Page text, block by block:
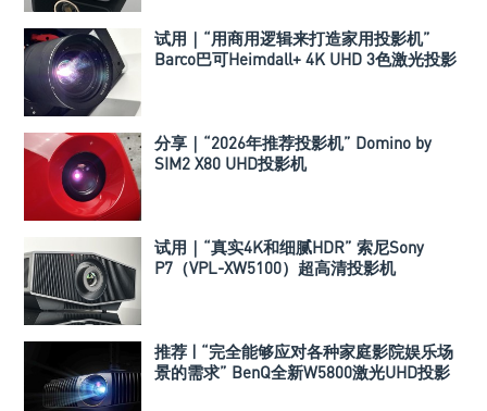
试用｜“用商用逻辑来打造家用投影机”
Barco巴可Heimdall+ 4K UHD 3色激光投影
分享｜“2026年推荐投影机” Domino by
SIM2 X80 UHD投影机
试用｜“真实4K和细腻HDR” 索尼Sony
P7（VPL-XW5100）超高清投影机
推荐 | “完全能够应对各种家庭影院娱乐场
景的需求” BenQ全新W5800激光UHD投影